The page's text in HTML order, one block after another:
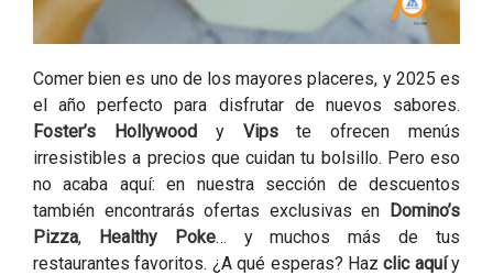
Comer bien es uno de los mayores placeres, y 2025 es
el año perfecto para disfrutar de nuevos sabores.
Foster’s Hollywoody Vips
te ofrecen menús
irresistibles a precios que cuidan tu bolsillo. Pero eso
no acaba aquí: en nuestra sección de descuentos
también encontrarás ofertas exclusivas en
Domino’s
Pizza, Healthy Poke… y muchos más de tus
restaurantes favoritos. ¿A qué esperas? Hazclic aquíy